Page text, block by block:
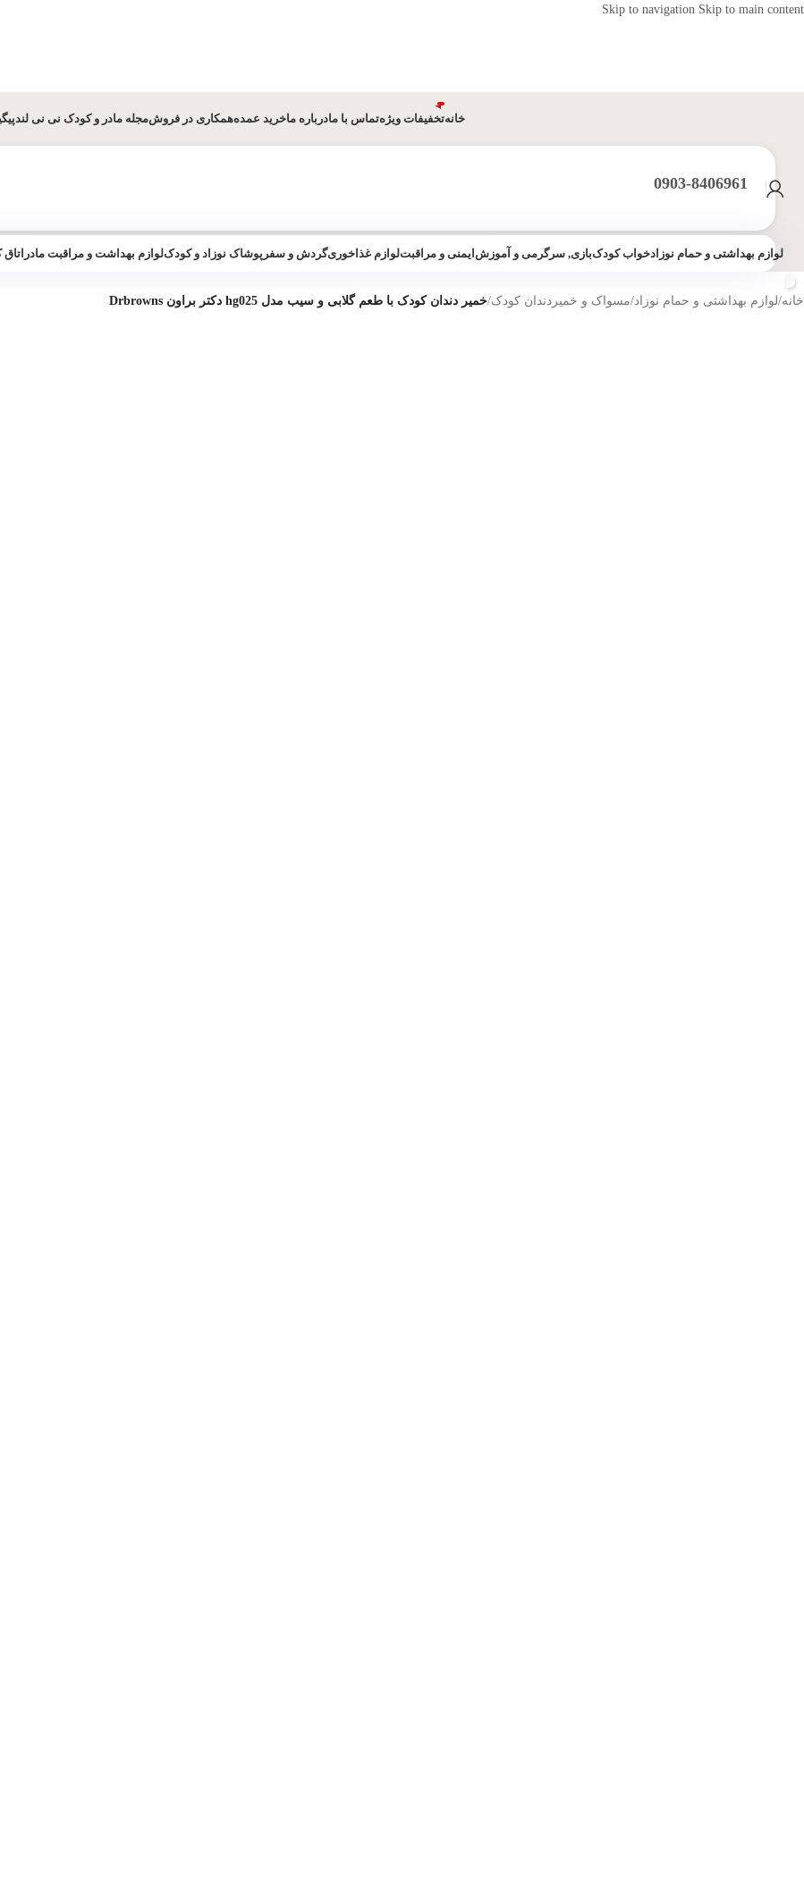
Skip to navigation Skip to main content
خانهتخفیفات ویژهتماس با مادرباره ماخرید عمدههمکاری در فروشمجله مادر و کودک نی نی لند
0903-8406961
لوازم بهداشتی و حمام نوزادخواب کودکبازی, سرگرمی و آموزش ایمنی و مراقبتلوازم غذاخوریگردش و سفر پوشاک نوزاد و کودکلوازم بهداشت و مراقبت مادر
خانه/لوازم بهداشتی و حمام نوزاد/مسواک و خمیردندان کودک/خمیر دندان کودک با طعم گلابی و سیب مدل hg025 دکتر براون Drbrowns